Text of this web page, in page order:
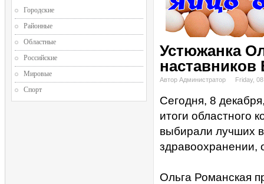
Устюжанка
наставников
Автор Администратор Friday,
Сегодня, 8
итоги областного
выбирали лучших в
здравоохранении,
Ольга Романская
Городские
Районные
Областные
Российские
Мировые
Спорт